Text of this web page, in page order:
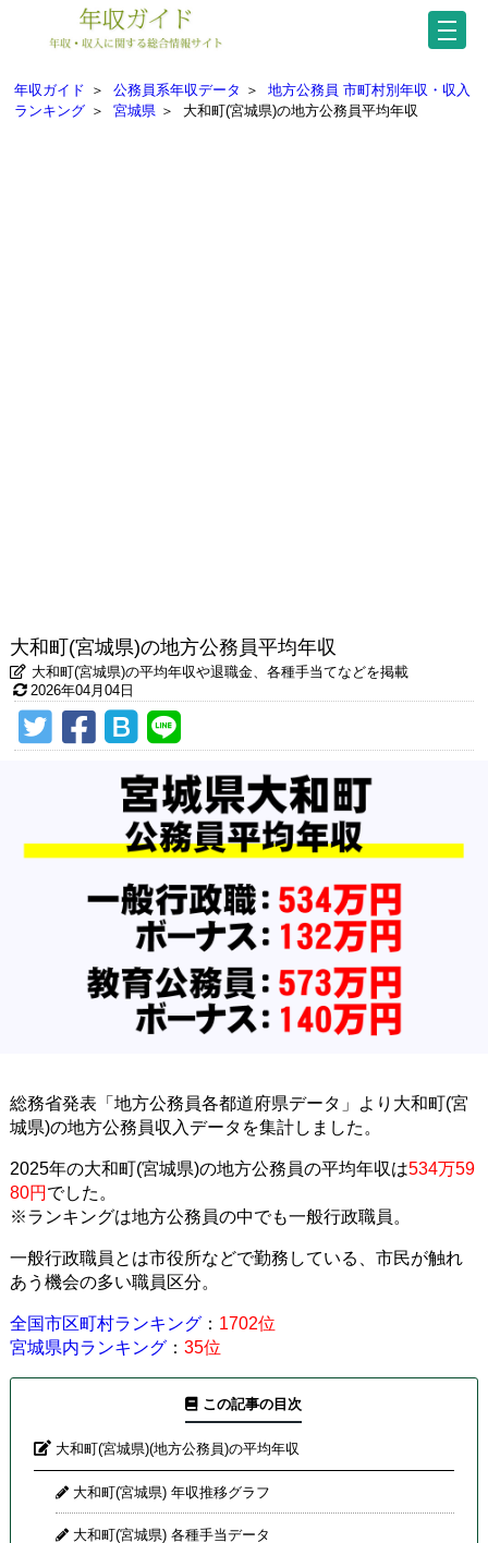
年収ガイド ＞ 公務員系年収データ ＞
地方公務員 市町村別年収・収入
ランキング ＞ 宮城県 ＞ 大和町(宮城県)の地方公務員平均年収
大和町(宮城県)の地方公務員平均年収
大和町(宮城県)の平均年収や退職金、各種手当てなどを掲載
2026年04月04日
総務省発表「地方公務員各都道府県データ」より大和町(宮
城県)の地方公務員収入データを集計しました。
2025年の大和町(宮城県)の地方公務員の平均年収は534万59
80円 でした。
※ランキングは地方公務員の中でも一般行政職員。
一般行政職員とは市役所などで勤務している、市民が触れ
あう機会の多い職員区分。
全国市区町村ランキング： 1702位
宮城県内ランキング： 35位
この記事の目次
大和町(宮城県)(地方公務員)の平均年収
大和町(宮城県) 年収推移グラフ
大和町(宮城県) 各種手当データ